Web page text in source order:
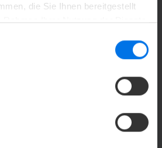
die Sie Ihnen bereitgestellt
Rahmen Ihrer Nutzung der Dienste
dem Zug Arbeiten, Entspannen